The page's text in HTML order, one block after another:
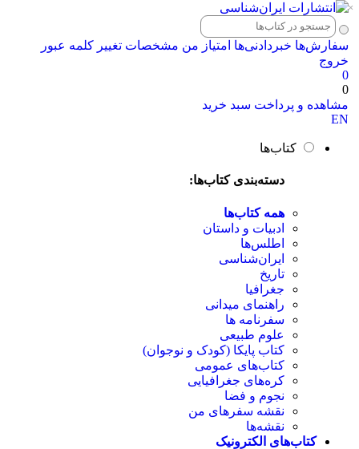
سفارش‌ها خبردادنی‌ها امتیاز من مشخصاتتغییر کلمه عبور
خروج
0
0
مشاهده و پرداخت سبد خرید
EN
کتاب‌ها
دسته‌بندی کتاب‌ها:
همه کتاب‌ها
ادبیات و داستان
اطلس‌ها
ایران‌شناسی
تاریخ
جغرافیا
راهنمای میدانی
سفرنامه‌ ها
علوم طبیعی
کتاب‌ پایکا (کودک و نوجوان)
کتاب‌های عمومی
کره‌های جغرافیایی
نجوم و فضا
نقشه سفرهای من
نقشه‌ها
کتاب‌های الکترونیک
×